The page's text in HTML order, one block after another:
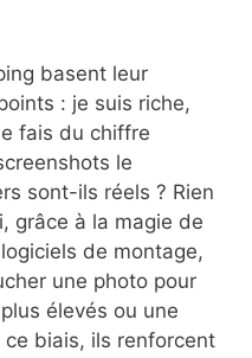
basent leur
: je suis riche,
fais du chiffre
le
sont-ils réels ? Rien
grâce à la magie de
de montage,
une photo pour
élevés ou une
biais, ils renforcent